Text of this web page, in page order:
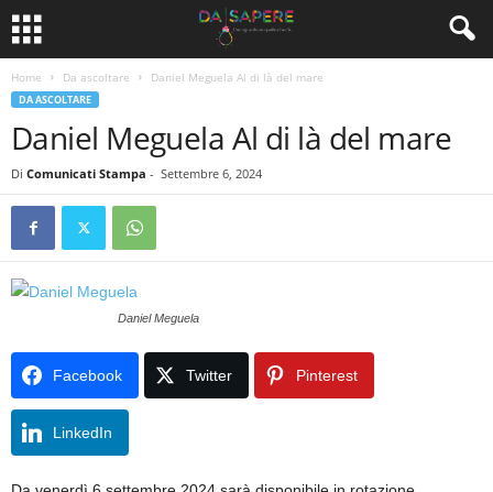
Home Da ascoltare Daniel Meguela Al di là del mare
DA ASCOLTARE
Daniel Meguela Al di là del mare
Di Comunicati Stampa - Settembre 6, 2024
Daniel Meguela
Facebook Twitter Pinterest
LinkedIn